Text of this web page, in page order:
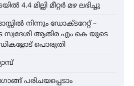
4.4 മില്ലി മീറ്റർ മഴ ലഭിച്ചു
നിന്നും ഡോക്ടറേറ്റ് –
സ്വദേശി ആതിര എം കെ യുടെ
പൊരുതി
പരിചയപ്പെടാം